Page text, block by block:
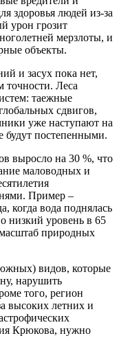
здоровья людей из‑за
урон грозит
мерзлоты, и
объекты.
и засух пока нет,
точности. Леса
таежные
сдвигов,
уже наступают на
будут постепенными.
выросло на 30 %, что
маловодных и
Пример –
когда вода поднялась
низкий уровень в 65
природных
видов, которые
нарушить
того, регион
высоких летних и
Крюкова, нужно